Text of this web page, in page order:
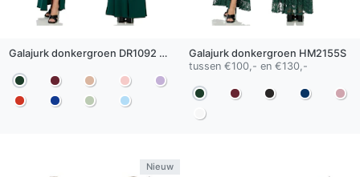
Galajurk donkergroen DR1092 Split Galajurk donkergroen HM2155S
tussen €100,- en €130,-
Nieuw